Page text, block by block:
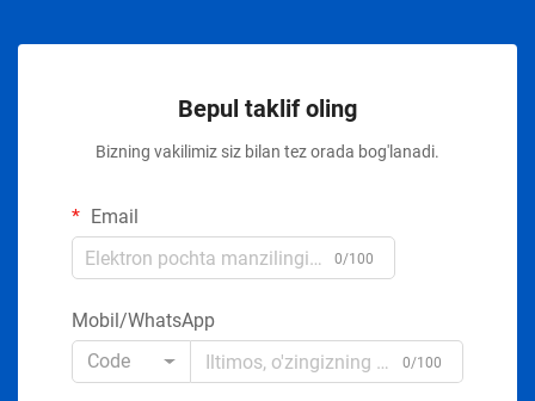
Bepul taklif oling
Bizning vakilimiz siz bilan tez orada bog'lanadi.
Email
0/100
Mobil/WhatsApp
Code
0/100